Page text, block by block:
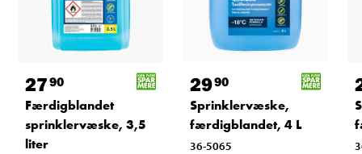
2790
Færdigblandet
sprinklervæske, 3,5
liter
2990
Sprinklervæske,
færdigblandet, 4 L
36-5065